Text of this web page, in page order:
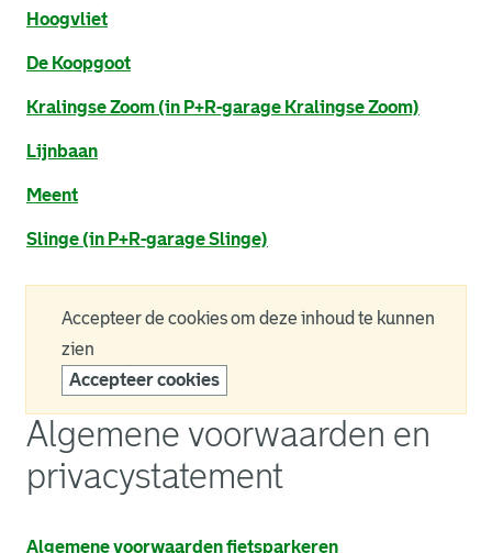
Hoogvliet
De Koopgoot
Kralingse Zoom (in P+R-garage Kralingse Zoom)
Lijnbaan
Meent
Slinge (in P+R-garage Slinge)
Accepteer de cookies om deze inhoud te kunnen
zien
Accepteer cookies
Algemene voorwaarden en
privacystatement
Algemene voorwaarden fietsparkeren